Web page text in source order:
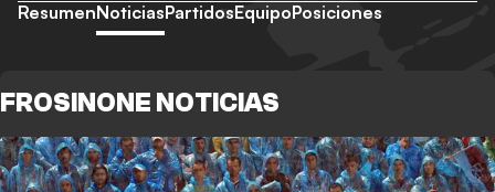
ResumenNoticiasPartidosEquipoPosiciones
FROSINONE NOTICIAS